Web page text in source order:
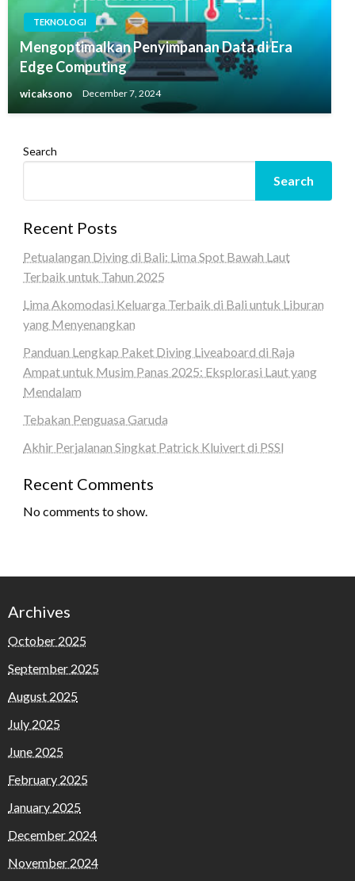
TEKNOLOGI
Mengoptimalkan Penyimpanan Data di Era
Edge Computing
wicaksono December 7, 2024
Search
Search
Recent Posts
Petualangan Diving di Bali: Lima Spot Bawah Laut
Terbaik untuk Tahun 2025
Lima Akomodasi Keluarga Terbaik di Bali untuk Liburan
yang Menyenangkan
Panduan Lengkap Paket Diving Liveaboard di Raja
Ampat untuk Musim Panas 2025: Eksplorasi Laut yang
Mendalam
Tebakan Penguasa Garuda
Akhir Perjalanan Singkat Patrick Kluivert di PSSI
Recent Comments
No comments to show.
Archives
October 2025
September 2025
August 2025
July 2025
June 2025
February 2025
January 2025
December 2024
November 2024